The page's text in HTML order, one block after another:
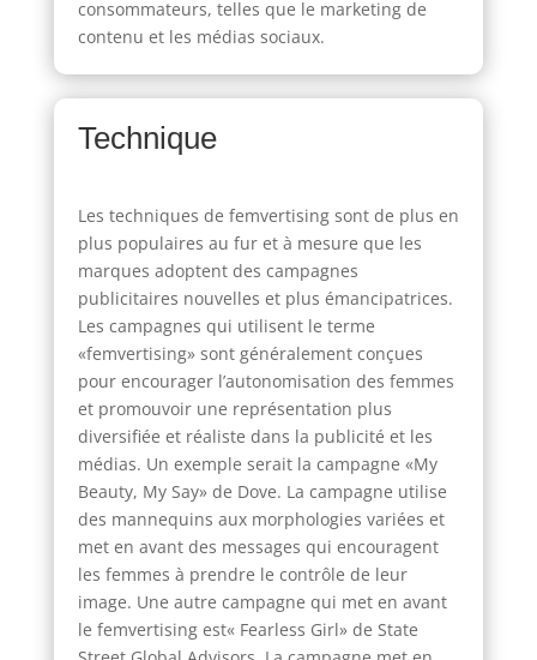
consommateurs, telles que le marketing de
contenu et les médias sociaux.
Technique
Les techniques de femvertising sont de plus en
plus populaires au fur et à mesure que les
marques adoptent des campagnes
publicitaires nouvelles et plus émancipatrices.
Les campagnes qui utilisent le terme
«femvertising» sont généralement conçues
pour encourager l’autonomisation des femmes
et promouvoir une représentation plus
diversifiée et réaliste dans la publicité et les
médias. Un exemple serait la campagne «My
Beauty, My Say» de Dove. La campagne utilise
des mannequins aux morphologies variées et
met en avant des messages qui encouragent
les femmes à prendre le contrôle de leur
image. Une autre campagne qui met en avant
le femvertising est« Fearless Girl» de State